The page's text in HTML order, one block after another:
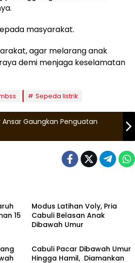
masyarakat.
agar melarang anak
demi menjaga keselamatan
Sepeda listrik
Ansar Gaungkan Penguatan
15
Modus Latihan Voly, Pria
Cabuli Belasan Anak
Dibawah Umur
Zona Kepri
Cabuli Pacar Dibawah Umur
Hingga Hamil, Diamankan